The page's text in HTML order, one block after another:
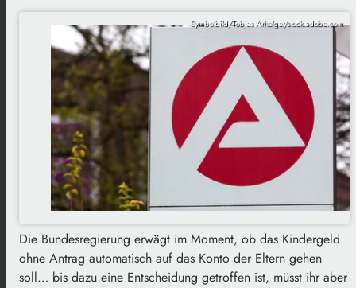
Symbolbild/Tobias Arhelger/stock.adobe.com
Die Bundesregierung erwägt im Moment, ob das Kindergeld
ohne Antrag automatisch auf das Konto der Eltern gehen
soll… bis dazu eine Entscheidung getroffen ist, müsst ihr aber